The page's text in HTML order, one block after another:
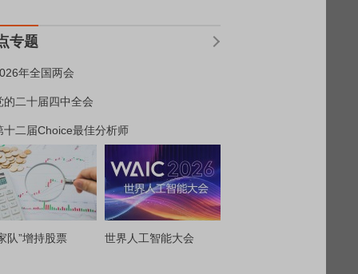
专题
年全国两会
的二十届四中全会
十二届Choice最佳分析师
队”增持股票 世界人工智能大会